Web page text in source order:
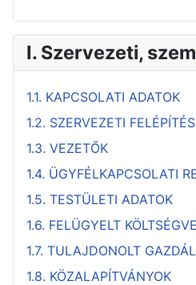
I. Szervezeti,
1.1. KAPCSOLATI ADATOK
1.2. SZERVEZETI FELÉPÍTÉS
1.3. VEZETŐK
1.4. ÜGYFÉLKAPCSOLATI
1.5. TESTÜLETI ADATOK
1.6. FELÜGYELT
1.7. TULAJDONOLT
1.8. KÖZALAPÍTVÁNYOK